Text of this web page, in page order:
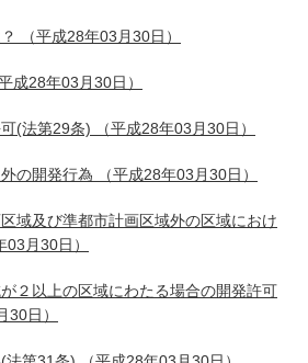
（平成28年03月30日）
成28年03月30日）
(法第29条) （平成28年03月30日）
の開発行為 （平成28年03月30日）
域及び準都市計画区域外の区域におけ
03月30日）
２以上の区域にわたる場合の開発許可
30日）